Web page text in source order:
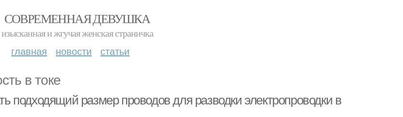
СОВРЕМЕННАЯ ДЕВУШКА
изысканная и жгучая женская страничка
главная новости статьи
в токе
подходящий размер проводов для разводки электропроводки в